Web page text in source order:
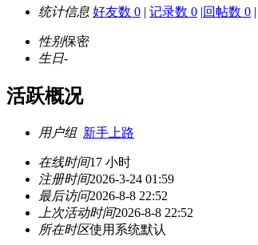
统计信息 好友数 0 | 记录数 0 |回帖数 0 |
性别保密
生日-
活跃概况
用户组 新手上路
在线时间17 小时
注册时间2026-3-24 01:59
最后访问2026-8-8 22:52
上次活动时间2026-8-8 22:52
所在时区使用系统默认